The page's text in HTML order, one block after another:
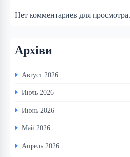
Нет комментариев для просмотра.
Архіви
Август 2026
Июль 2026
Июнь 2026
Май 2026
Апрель 2026